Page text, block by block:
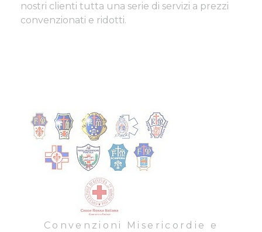
nostri clienti tutta una serie di servizi a prezzi
convenzionati e ridotti.
Convenzioni Misericordie e